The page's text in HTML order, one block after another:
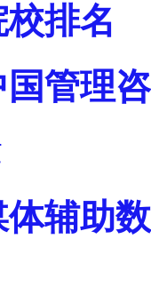
排名
管理
辅助